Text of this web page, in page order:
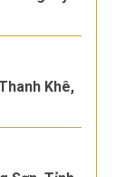
Khê,